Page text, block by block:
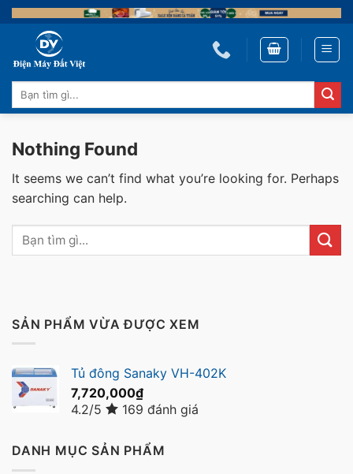
Skip
to
content
Tìm
kiếm:
Nothing Found
It seems we can’t find what you’re looking for. Perhaps
searching can help.
SẢN PHẨM VỪA ĐƯỢC XEM
Tủ đông Sanaky VH-402K
7,720,000₫
4.2/5
169 đánh giá
DANH MỤC SẢN PHẨM